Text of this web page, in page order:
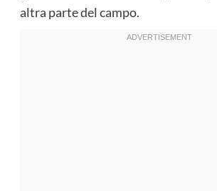
altra parte del campo.